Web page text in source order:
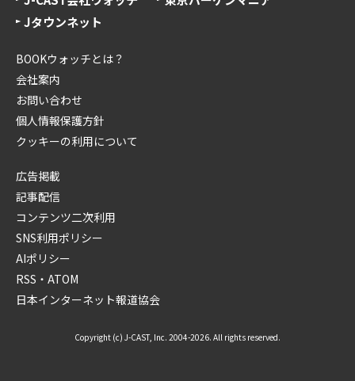
Jタウンネット
BOOKウォッチとは？
会社案内
お問い合わせ
個人情報保護方針
クッキーの利用について
広告掲載
記事配信
コンテンツ二次利用
SNS利用ポリシー
AIポリシー
RSS・ATOM
日本インターネット報道協会
Copyright (c) J-CAST, Inc. 2004-2026. All rights reserved.